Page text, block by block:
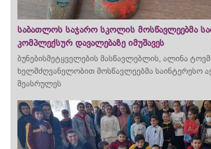
საბათლოს საჯარო სკოლის მოსწავლეებმა
კომპლექსურ დავალებაზე იმუშავეს
ბუნებისმეტყველების მასწავლებლის, ალინა
ხელმძღვანელობით მოსწავლეებმა საინტერესო
შეასრულეს